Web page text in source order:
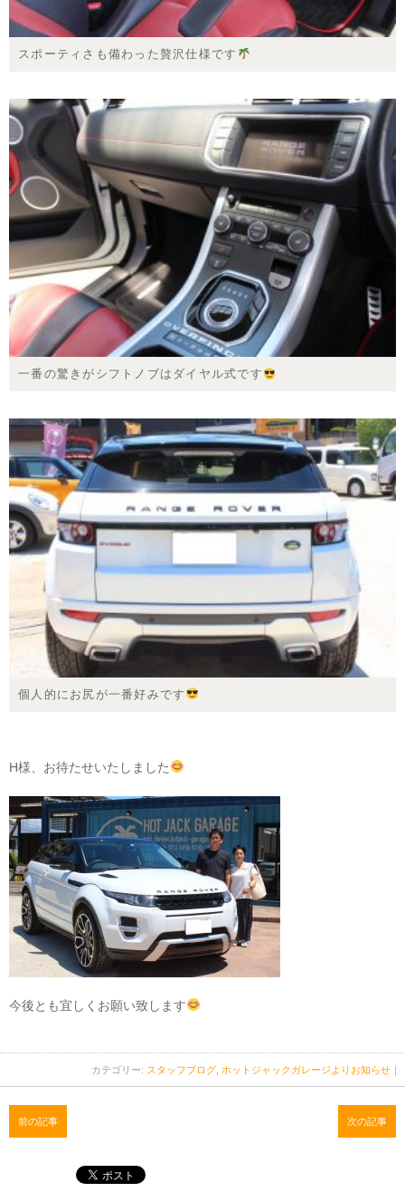
スポーティさも備わった贅沢仕様です
一番の驚きがシフトノブはダイヤル式です
個人的にお尻が一番好みです
H様、お待たせいたしました
今後とも宜しくお願い致します
カテゴリー: スタッフブログ ホットジャックガレージよりお知らせ ｜
前の記事 次の記事